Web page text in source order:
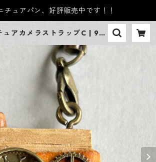
チュアパン、好評販売中です！！
ュアカメラストラップC | 9th